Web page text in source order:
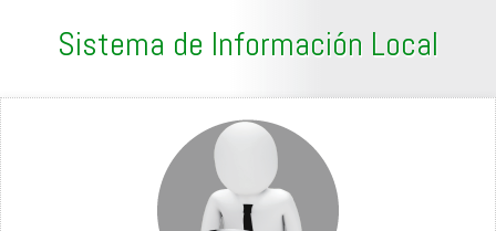
Sistema de Información Local